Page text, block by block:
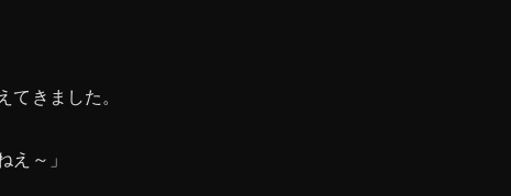
きました。
え～」